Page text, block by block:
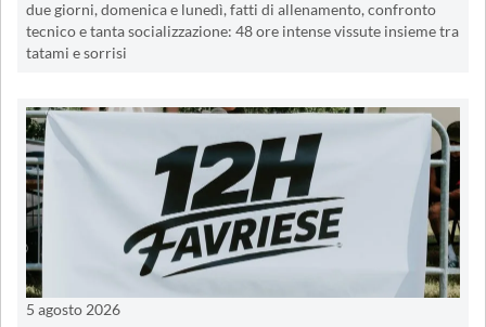
due giorni, domenica e lunedì, fatti di allenamento, confronto
tecnico e tanta socializzazione: 48 ore intense vissute insieme tra
tatami e sorrisi
5 agosto 2026